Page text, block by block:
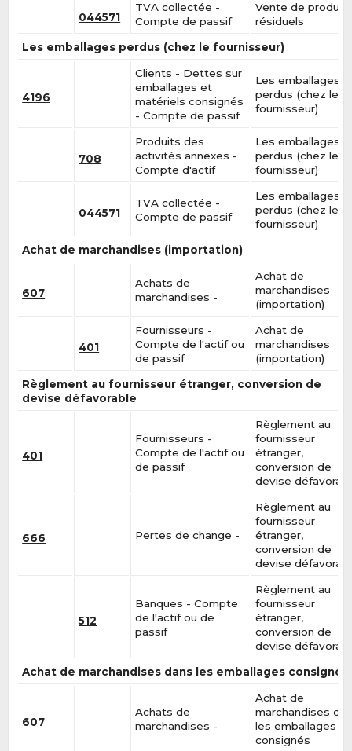
044571
TVA collectée -
Compte de passif
Vente de
résiduels
Les emballages perdus (chez le fournisseur)
4196
Clients - Dettes sur
emballages et
matériels consignés
- Compte de passif
Les emballages
perdus (chez le
fournisseur)
708
Produits des
activités annexes -
Compte d'actif
Les emballages
perdus (chez le
fournisseur)
044571
TVA collectée -
Compte de passif
Les emballages
perdus (chez le
fournisseur)
Achat de marchandises (importation)
607
Achats de
marchandises -
Achat de
marchandises
(importation)
401
Fournisseurs -
Compte de l'actif ou
de passif
Achat de
marchandises
(importation)
Règlement au fournisseur étranger, conversion de
devise défavorable
401
Fournisseurs -
Compte de l'actif ou
de passif
Règlement au
fournisseur
étranger,
conversion de
devise
666 Pertes de change -
Règlement au
fournisseur
étranger,
conversion de
devise
512
Banques - Compte
de l'actif ou de
passif
Règlement au
fournisseur
étranger,
conversion de
devise
Achat de marchandises dans les emballages consignés
607
Achats de
marchandises -
Achat de
marchandises
les emballages
consignés